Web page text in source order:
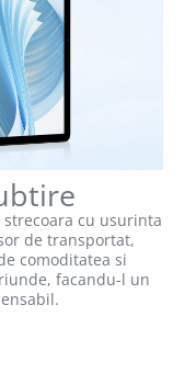
strecoara cu usurinta
de transportat,
comoditatea si
facandu-l un